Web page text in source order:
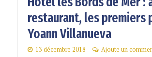
restaurant, les premiers
Yoann Villanueva
13 décembre 2018
Ajoute un